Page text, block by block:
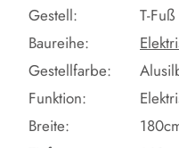
Gestell:
T-
Baureihe:
Gestellfarbe:
Funktion:
Breite: